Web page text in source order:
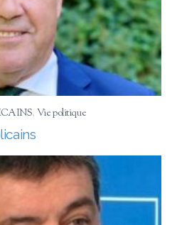
, Vie politique